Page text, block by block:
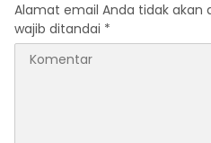
Alamat email Anda tidak akan
wajib ditandai *